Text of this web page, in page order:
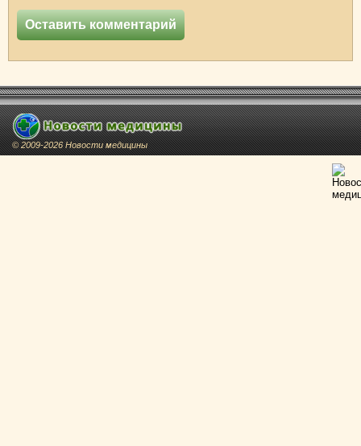
© 2009-2026 Новости медицины